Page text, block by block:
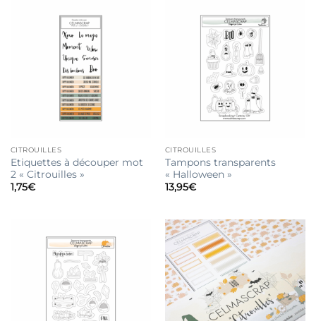
CITROUILLES
Etiquettes à découper mot
2 « Citrouilles »
1,75€
CITROUILLES
Tampons transparents
« Halloween »
13,95€